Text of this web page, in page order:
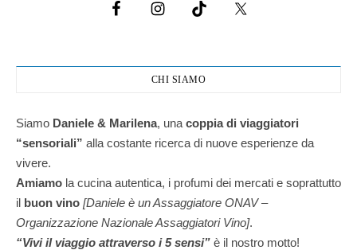
CHI SIAMO
Siamo Daniele & Marilena, una coppia di viaggiatori
“sensoriali” alla costante ricerca di nuove esperienze da
vivere.
Amiamo la cucina autentica, i profumi dei mercati e soprattutto
il buon vino [Daniele è un Assaggiatore ONAV –
Organizzazione Nazionale Assaggiatori Vino].
“Vivi il viaggio attraverso i 5 sensi” è il nostro motto!